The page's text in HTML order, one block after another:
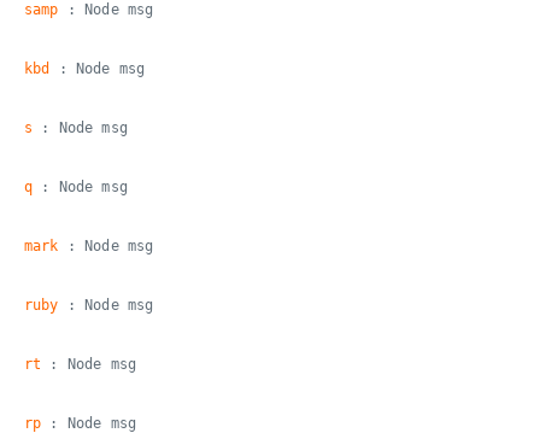
samp : Node msg
kbd : Node msg
s : Node msg
q : Node msg
mark : Node msg
ruby : Node msg
rt : Node msg
rp : Node msg